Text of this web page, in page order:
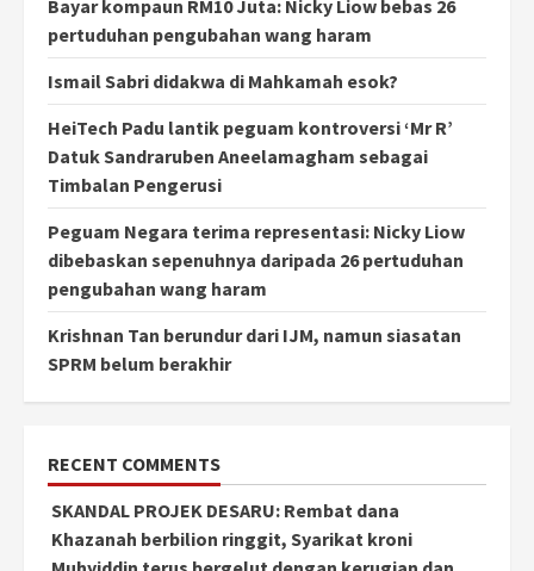
Bayar kompaun RM10 Juta: Nicky Liow bebas 26
pertuduhan pengubahan wang haram
Ismail Sabri didakwa di Mahkamah esok?
HeiTech Padu lantik peguam kontroversi ‘Mr R’
Datuk Sandraruben Aneelamagham sebagai
Timbalan Pengerusi
Peguam Negara terima representasi: Nicky Liow
dibebaskan sepenuhnya daripada 26 pertuduhan
pengubahan wang haram
Krishnan Tan berundur dari IJM, namun siasatan
SPRM belum berakhir
RECENT COMMENTS
SKANDAL PROJEK DESARU: Rembat dana
Khazanah berbilion ringgit, Syarikat kroni